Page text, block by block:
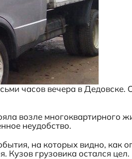
часов вечера в Дедовске.
возле многоквартирного
неудобство.
на которых видно, как
Кузов грузовика остался цел.